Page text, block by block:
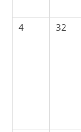
4
32